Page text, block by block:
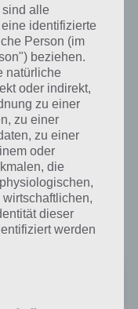
musst du versuchen
zerstöre
Nachfolgend die
Android (Google Play
Google Play
Play Store gut an,
ist. Zur
oder Tablet mit
sind alle
identifizierte
Person (im
beziehen.
natürliche
oder indirekt,
zu einer
zu einer
zu einer
oder
die
dieser
werden